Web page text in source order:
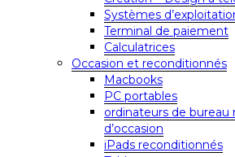
Systèmes
Terminal de paiement
Calculatrices
Occasion et reconditionnés
Macbooks
PC portables
ordinateurs de bureau
d’occasion
iPads reconditionnés